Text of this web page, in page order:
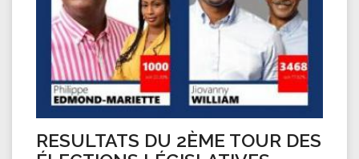
RESULTATS DU 2ÈME TOUR DES